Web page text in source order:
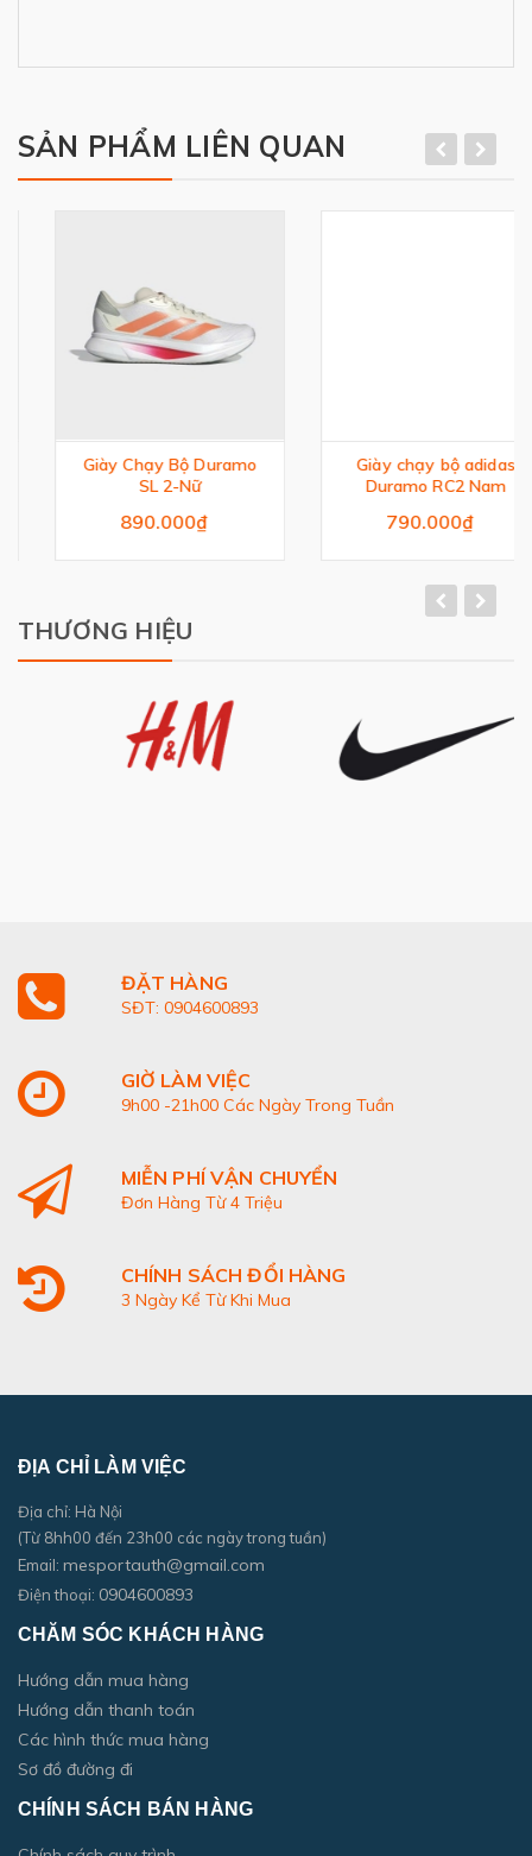
SẢN PHẨM LIÊN QUAN
Giày Chạy Bộ Duramo
SL 2-Nữ
890.000₫
Giày chạy bộ adidas
Duramo RC2 Nam
790.000₫
THƯƠNG HIỆU
ĐẶT HÀNG
SĐT: 0904600893
GIỜ LÀM VIỆC
9h00 -21h00 Các Ngày Trong Tuần
MIỄN PHÍ VẬN CHUYỂN
Đơn Hàng Từ 4 Triệu
CHÍNH SÁCH ĐỔI HÀNG
3 Ngày Kể Từ Khi Mua
ĐỊA CHỈ LÀM VIỆC
Địa chỉ: Hà Nội
(Từ 8hh00 đến 23h00 các ngày trong tuần)
Email: mesportauth@gmail.com
Điện thoại: 0904600893
CHĂM SÓC KHÁCH HÀNG
Hướng dẫn mua hàng
Hướng dẫn thanh toán
Các hình thức mua hàng
Sơ đồ đường đi
CHÍNH SÁCH BÁN HÀNG